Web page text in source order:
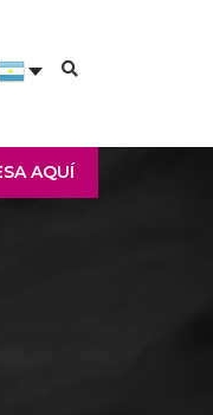
AQUÍ